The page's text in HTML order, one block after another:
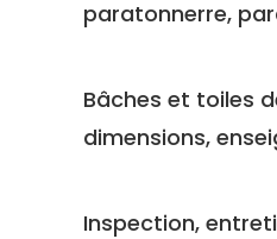
paratonnerre,
Bâches et toiles
dimensions,
Inspection,